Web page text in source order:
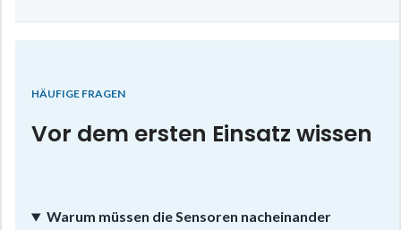
HÄUFIGE FRAGEN
Vor dem ersten Einsatz wissen
Warum müssen die Sensoren nacheinander